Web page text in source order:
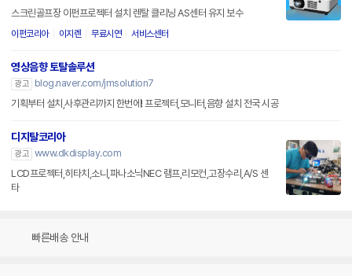
스크린골프장 이펀프로젝터 설치 렌탈 클리닝 AS센터 유지 보수
이펀코리아 이지렌 무료시연 서비스센터
영상음향 토탈솔루션
광고
blog.naver.com/jmsolution7
기획부터 설치,사후관리까지 한번에! 프로젝터,모니터,음향 설치 전국 시공
디지탈코리아
광고 www.dkdisplay.com
LCD프로젝터,히타치,소니,파나소닉NEC 램프,리모컨,고장수리,A/S 센
타
빠른배송 안내